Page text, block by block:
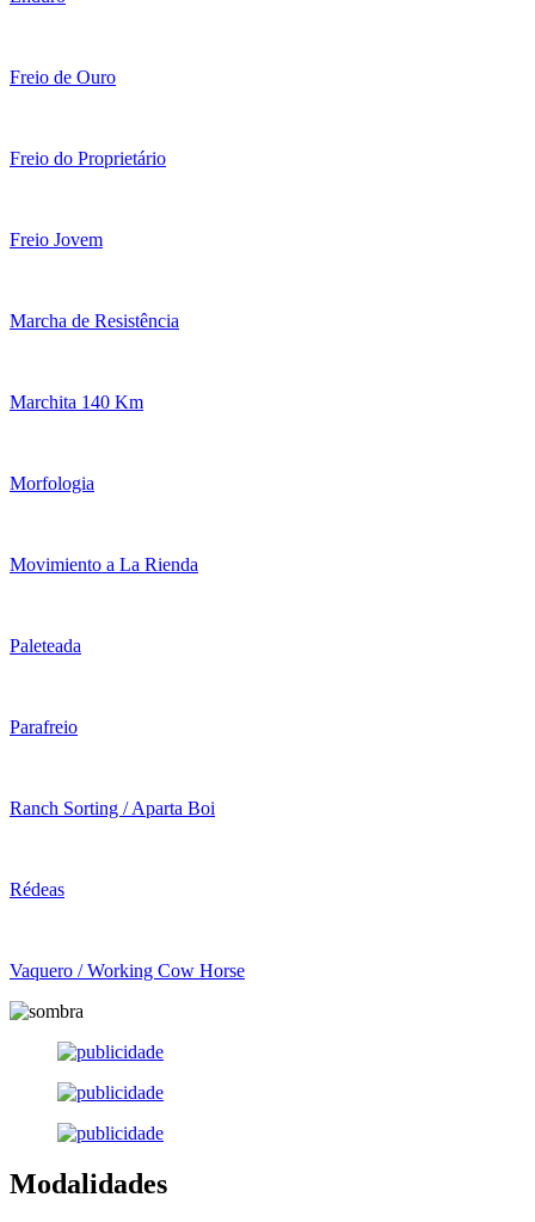
Freio de Ouro
Freio do Proprietário
Freio Jovem
Marcha de Resistência
Marchita 140 Km
Morfologia
Movimiento a La Rienda
Paleteada
Parafreio
Ranch Sorting / Aparta Boi
Rédeas
Vaquero / Working Cow Horse
Modalidades